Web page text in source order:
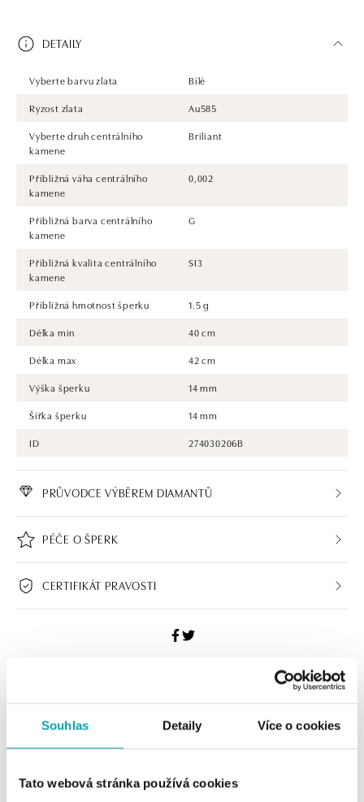
Souhlas Detaily Více o cookies
Tato webová stránka používá cookies
DETAILY
Vyberte barvu zlata
Bílé
Ryzost zlata
Au585
Vyberte druh centrálního
kamene
Briliant
Přibližná váha centrálního
kamene
0,002
Přibližná barva centrálního
kamene
G
Přibližná kvalita centrálního
kamene
SI3
Přibližná hmotnost šperku
1.5 g
Délka min
40 cm
Délka max
42 cm
Výška šperku
14 mm
Šířka šperku
14 mm
ID
274030206B
PRŮVODCE VÝBĚREM DIAMANTŮ
PÉČE O ŠPERK
CERTIFIKÁT PRAVOSTI
HALADA BUTIKY
Navštivte naše butiky